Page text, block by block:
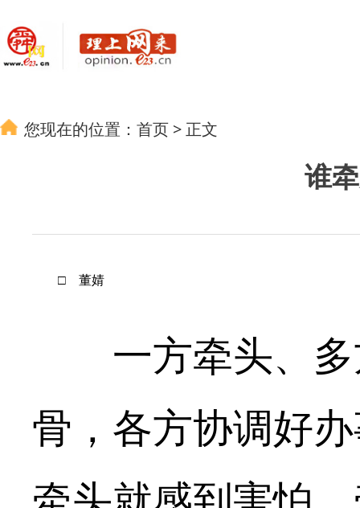
您现在的位置： 首页 > 正文
谁
□ 董婧
一方牵头、多
骨，各方协调好